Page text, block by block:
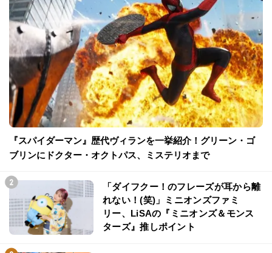
『スパイダーマン』歴代ヴィランを一挙紹介！グリーン・ゴ
ブリンにドクター・オクトパス、ミステリオまで
「ダイフクー！のフレーズが耳から離
れない！(笑)」ミニオンズファミ
リー、LiSAの『ミニオンズ＆モンス
ターズ』推しポイント